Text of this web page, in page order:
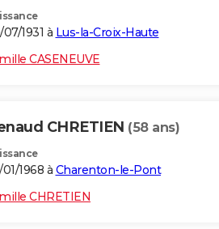
1931 à Lus-la-Croix-Haute
CASENEUVE
CHRETIEN (58 ans)
1968 à Charenton-le-Pont
CHRETIEN